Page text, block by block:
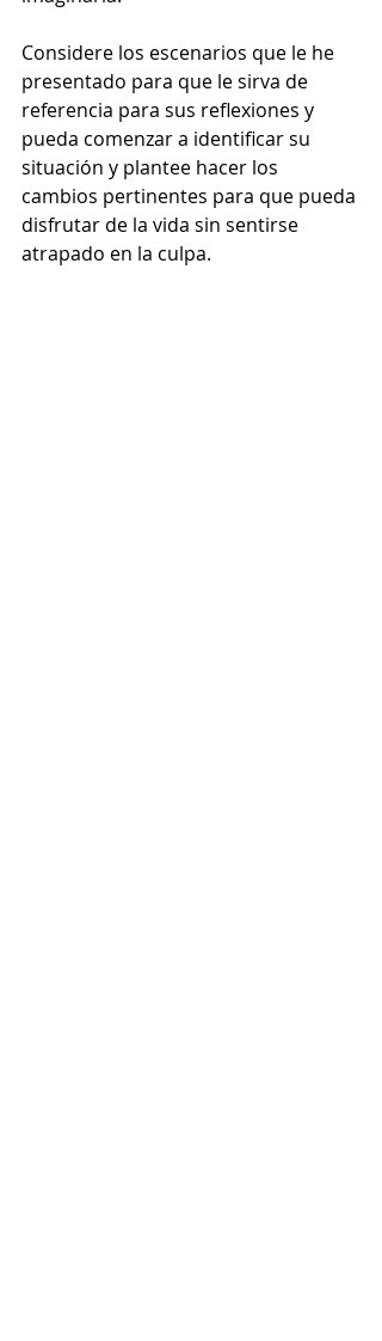
Considere los escenarios que le he
presentado para que le sirva de
referencia para sus reflexiones y
pueda comenzar a identificar su
situación y plantee hacer los
cambios pertinentes para que pueda
disfrutar de la vida sin sentirse
atrapado en la culpa.